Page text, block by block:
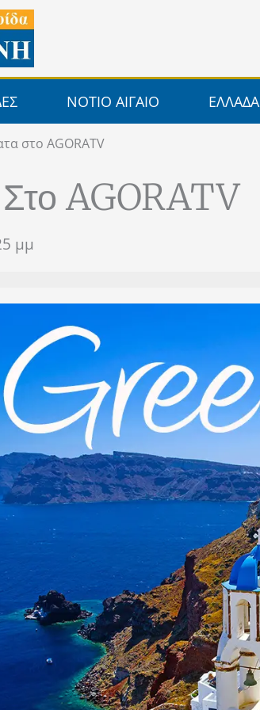
ΝΟΤΙΟ ΑΙΓΑΙΟ ΕΛΛΑΔΑ
στο AGORATV
AGORATV
μμ